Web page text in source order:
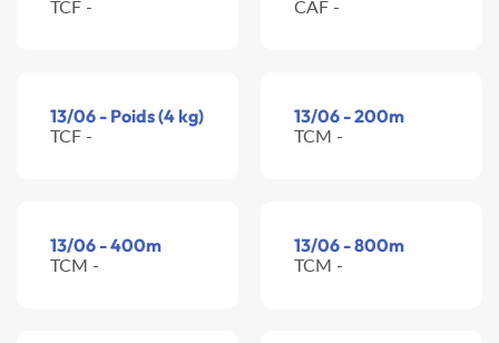
TCF - CAF -
13/06 - Poids (4 kg)
TCF -
13/06 - 200m
TCM -
13/06 - 400m
TCM -
13/06 - 800m
TCM -